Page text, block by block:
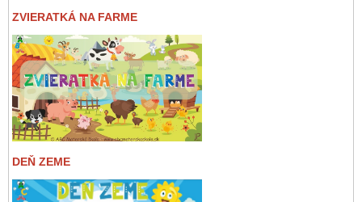
ZVIERATKÁ NA FARME
DEŇ ZEME